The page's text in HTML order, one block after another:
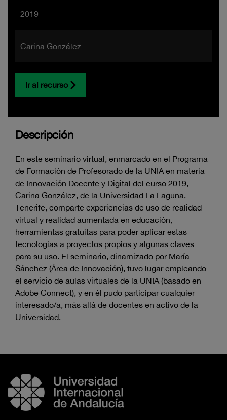
2019
Carina González
Ir al recurso
Descripción
En este seminario virtual, enmarcado en el Programa
de Formación de Profesorado de la UNIA en materia
de Innovación Docente y Digital del curso 2019,
Carina González, de la Universidad La Laguna,
Tenerife, comparte experiencias de uso de realidad
virtual y realidad aumentada en educación,
herramientas gratuitas para poder aplicar estas
tecnologías a proyectos propios y algunas claves
para su uso. El seminario, dinamizado por María
Sánchez (Área de Innovación), tuvo lugar empleando
el servicio de aulas virtuales de la UNIA (basado en
Adobe Connect), y en él pudo participar cualquier
interesado/a, más allá de docentes en activo de la
Universidad.